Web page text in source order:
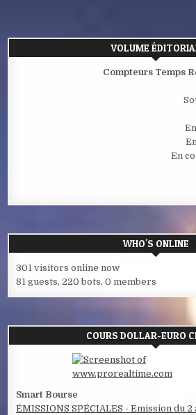
VOLUME
Compteurs Temps
En
WHO'S ONLINE
301 visitors online now
81 guests, 220 bots, 0 members
COURS DOLLAR-EURO
Smart Bourse
ÉMISSIONS SPÉCIALES - Emission du 2